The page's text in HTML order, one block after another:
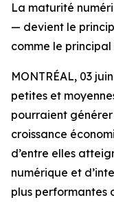
La maturité
— devient le
comme le
MONTRÉAL, 03
petites et
pourraient
croissance
d’entre elles
numérique et
plus performantes